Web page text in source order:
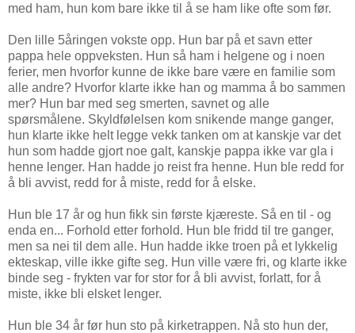
med ham, hun kom bare ikke til å se ham like ofte som før.
Den lille 5åringen vokste opp. Hun bar på et savn etter
pappa hele oppveksten. Hun så ham i helgene og i noen
ferier, men hvorfor kunne de ikke bare være en familie som
alle andre? Hvorfor klarte ikke han og mamma å bo sammen
mer? Hun bar med seg smerten, savnet og alle
spørsmålene. Skyldfølelsen kom snikende mange ganger,
hun klarte ikke helt legge vekk tanken om at kanskje var det
hun som hadde gjort noe galt, kanskje pappa ikke var gla i
henne lenger. Han hadde jo reist fra henne. Hun ble redd for
å bli avvist, redd for å miste, redd for å elske.
Hun ble 17 år og hun fikk sin første kjæreste. Så en til - og
enda en... Forhold etter forhold. Hun ble fridd til tre ganger,
men sa nei til dem alle. Hun hadde ikke troen på et lykkelig
ekteskap, ville ikke gifte seg. Hun ville være fri, og klarte ikke
binde seg - frykten var for stor for å bli avvist, forlatt, for å
miste, ikke bli elsket lenger.
Hun ble 34 år før hun sto på kirketrappen. Nå sto hun der,